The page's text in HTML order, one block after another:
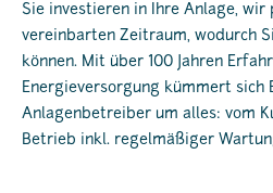
Sie investieren in Ihre Anlage, wir
vereinbarten Zeitraum, wodurch
können. Mit über 100 Jahren
Energieversorgung kümmert sich
Anlagenbetreiber um alles: vom
Betrieb inkl. regelmäßiger